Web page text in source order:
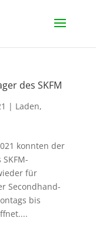
des SKFM
| Laden,
konnten der
für
Secondhand-
bis